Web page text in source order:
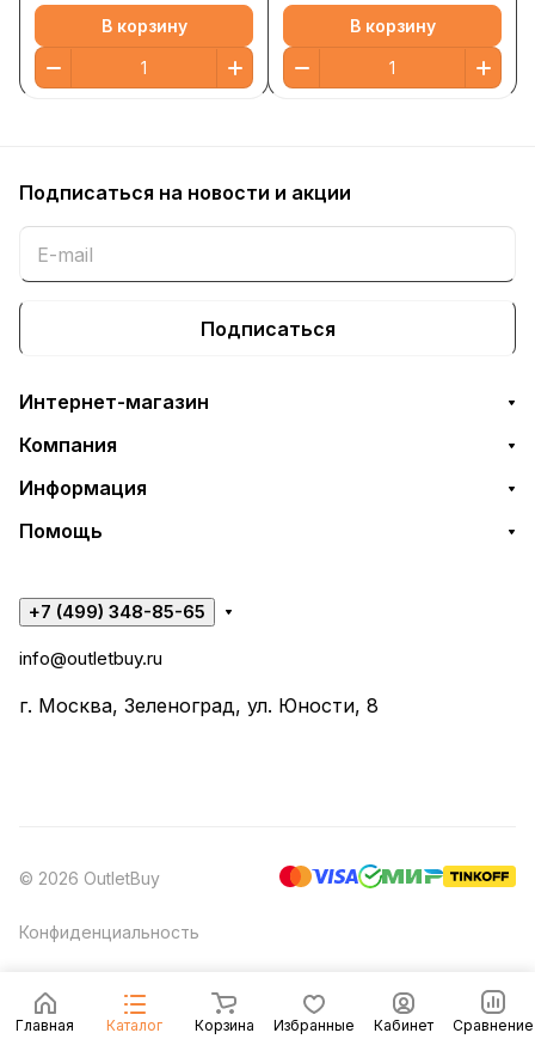
В корзину В корзину
Главная Каталог Корзина Избранные Кабинет Сравнение
Подписаться на новости и акции
Подписаться
Интернет-магазин
Компания
Информация
Помощь
+7 (499) 348-85-65
info@outletbuy.ru
г. Москва, Зеленоград, ул. Юности, 8
© 2026 OutletBuy
Конфиденциальность